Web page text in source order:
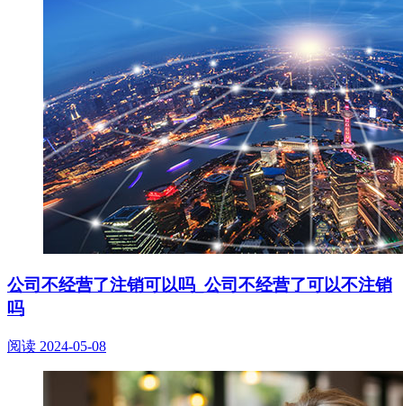
公司不经营了注销可以吗_公司不经营了可以不注销
吗
阅读 2024-05-08